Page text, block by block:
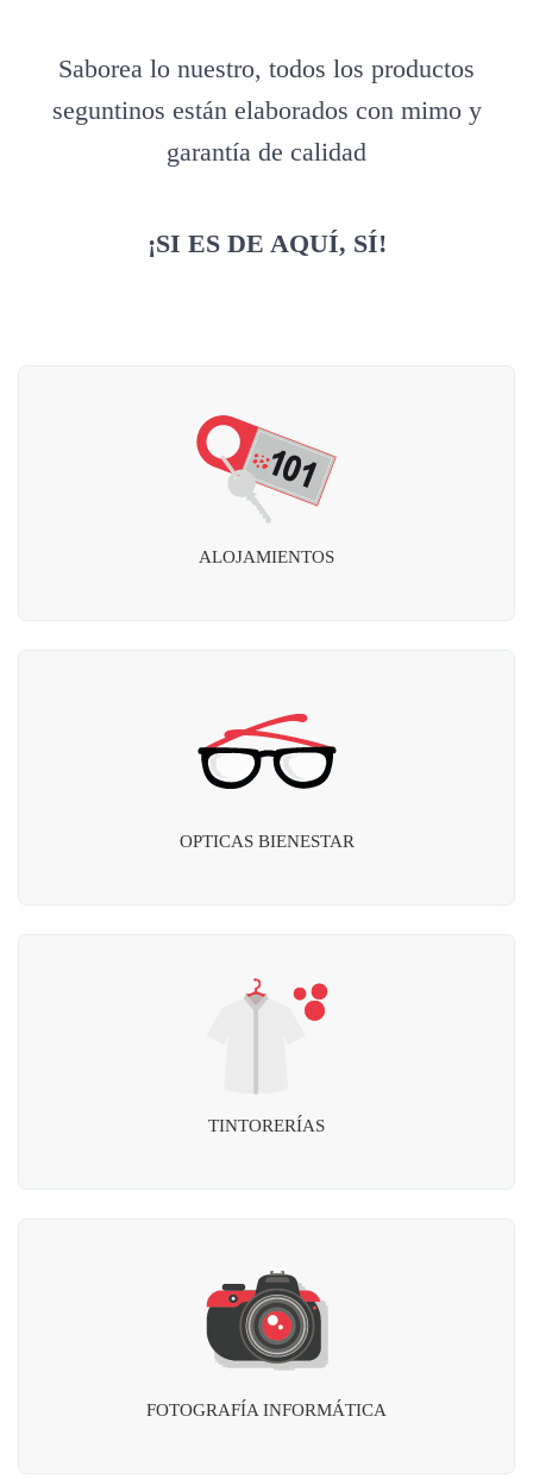
Saborea lo nuestro, todos los productos
seguntinos están elaborados con mimo y
garantía de calidad
¡SI ES DE AQUÍ, SÍ!
ALOJAMIENTOS
OPTICAS BIENESTAR
TINTORERÍAS
FOTOGRAFÍA INFORMÁTICA